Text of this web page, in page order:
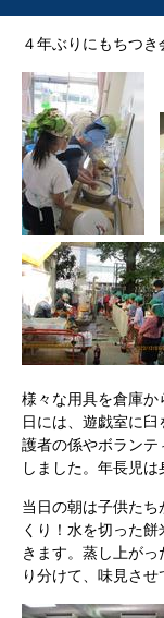
４年ぶりにもちつき
様々な用具を倉庫
日には、遊戯室に
護者の係やボラン
しました。年長児は
当日の朝は子供た
くり！水を切った
きます。蒸し上が
り分けて、味見させ